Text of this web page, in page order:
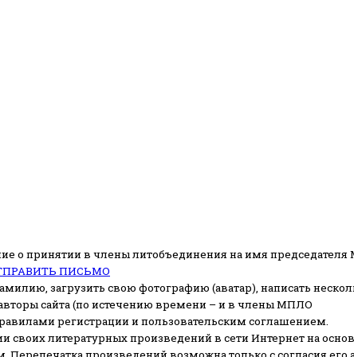
о принятии в члены литобъединения на имя
ПИСЬМО
загрузить свою фотографию (аватар), написать
сайта (по истечению времени – и в члены МПЛО
регистрации и пользовательским соглашением.
своих литературных произведений в сети Интернет на